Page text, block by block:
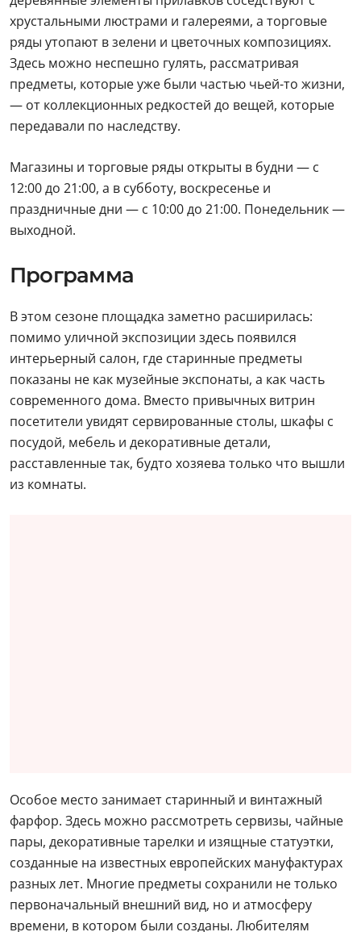
хрустальными люстрами и галереями, а торговые
ряды утопают в зелени и цветочных композициях.
Здесь можно неспешно гулять, рассматривая
предметы, которые уже были частью чьей-то жизни,
— от коллекционных редкостей до вещей, которые
передавали по наследству.
Магазины и торговые ряды открыты в будни — с
12:00 до 21:00, а в субботу, воскресенье и
праздничные дни — с 10:00 до 21:00. Понедельник —
выходной.
Программа
В этом сезоне площадка заметно расширилась:
помимо уличной экспозиции здесь появился
интерьерный салон, где старинные предметы
показаны не как музейные экспонаты, а как часть
современного дома. Вместо привычных витрин
посетители увидят сервированные столы, шкафы с
посудой, мебель и декоративные детали,
расставленные так, будто хозяева только что вышли
из комнаты.
Особое место занимает старинный и винтажный
фарфор. Здесь можно рассмотреть сервизы, чайные
пары, декоративные тарелки и изящные статуэтки,
созданные на известных европейских мануфактурах
разных лет. Многие предметы сохранили не только
первоначальный внешний вид, но и атмосферу
времени, в котором были созданы. Любителям